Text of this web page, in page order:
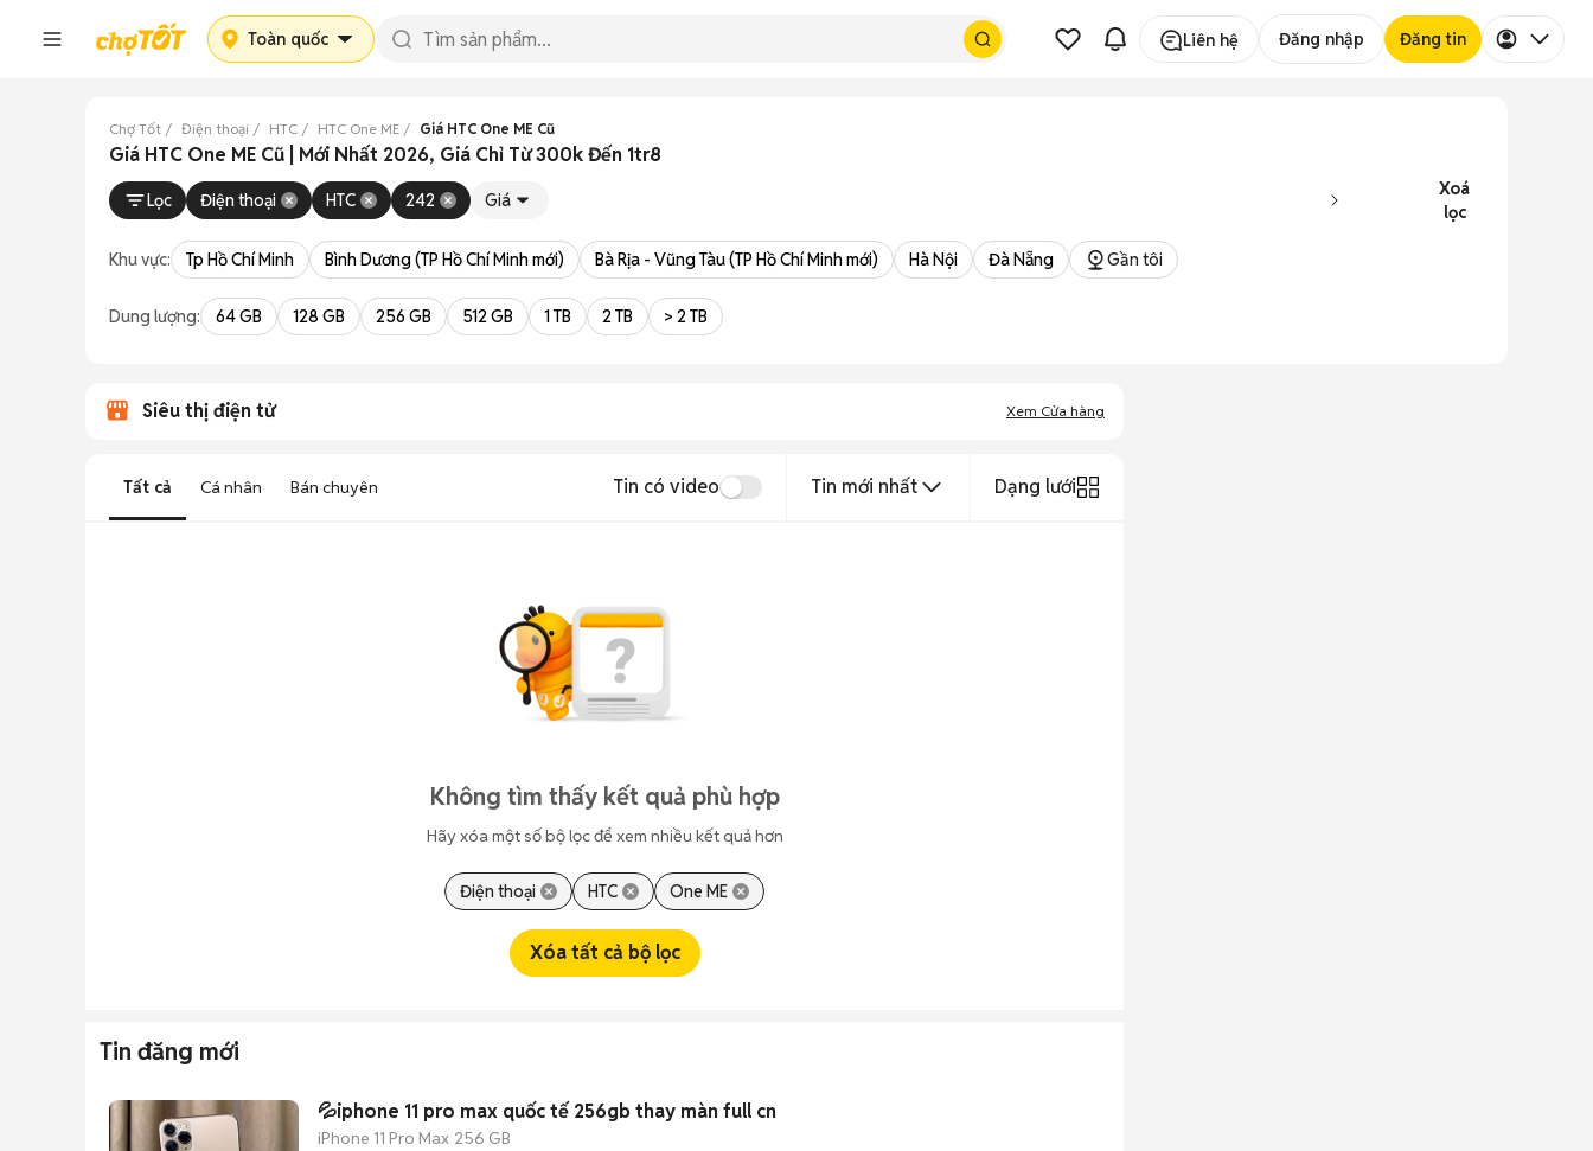
Toàn quốc Liên hệ Đăng nhập Đăng tin
Chợ Tốt Điện thoại HTC HTC One ME Giá HTC One ME Cũ
Giá HTC One ME Cũ | Mới Nhất 2026, Giá Chỉ Từ 300k Đến 1tr8
Lọc Điện thoại HTC 242 Giá
Xoá
lọc
Khu vực: Tp Hồ Chí Minh Bình Dương (TP Hồ Chí Minh mới) Bà Rịa - Vũng Tàu (TP Hồ Chí Minh mới) Hà Nội Đà Nẵng Gần tôi
Dung lượng: 64 GB 128 GB 256 GB 512 GB 1 TB 2 TB > 2 TB
Siêu thị điện tử Xem Cửa hàng
Tất cả Cá nhân Bán chuyên Tin có video Tin mới nhất Dạng lưới
Không tìm thấy kết quả phù hợp
Hãy xóa một số bộ lọc để xem nhiều kết quả hơn
Điện thoại HTC One ME
Xóa tất cả bộ lọc
Tin đăng mới
💦iphone 11 pro max quốc tế 256gb thay màn full cn
iPhone 11 Pro Max 256 GB